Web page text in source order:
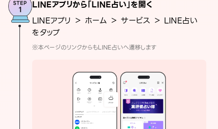
LINEアプリから「LINE占い」を開く
LINEアプリ ＞ ホーム ＞ サービス ＞ LINE占い
をタップ
※本ページのリンクからもLINE占いへ遷移します